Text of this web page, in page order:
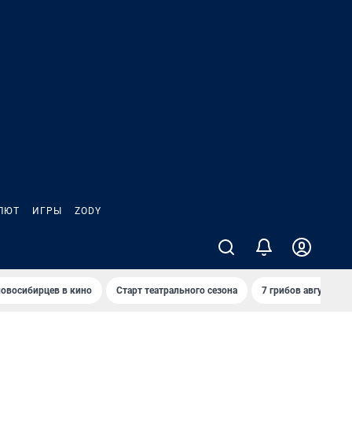
ИГРЫ ZODY
в кино Старт театрального сезона 7 грибов августа